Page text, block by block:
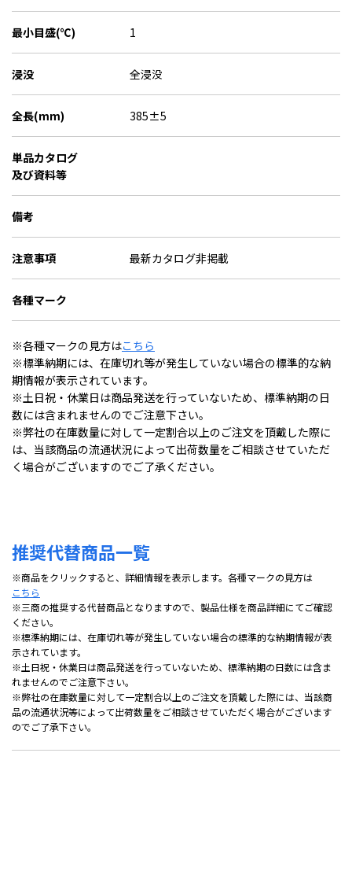
最小目盛(℃) 1
浸没 全浸没
全長(mm) 385±5
単品カタログ
及び資料等
備考
注意事項 最新カタログ非掲載
各種マーク
※各種マークの見方はこちら
※標準納期には、在庫切れ等が発生していない場合の標準的な納
期情報が表示されています。
※土日祝・休業日は商品発送を行っていないため、標準納期の日
数には含まれませんのでご注意下さい。
※弊社の在庫数量に対して一定割合以上のご注文を頂戴した際に
は、当該商品の流通状況によって出荷数量をご相談させていただ
く場合がございますのでご了承ください。
推奨代替商品一覧
※商品をクリックすると、詳細情報を表示します。各種マークの見方は
こちら
※三商の推奨する代替商品となりますので、製品仕様を商品詳細にてご確認
ください。
※標準納期には、在庫切れ等が発生していない場合の標準的な納期情報が表
示されています。
※土日祝・休業日は商品発送を行っていないため、標準納期の日数には含ま
れませんのでご注意下さい。
※弊社の在庫数量に対して一定割合以上のご注文を頂戴した際には、当該商
品の流通状況等によって出荷数量をご相談させていただく場合がございます
のでご了承下さい。